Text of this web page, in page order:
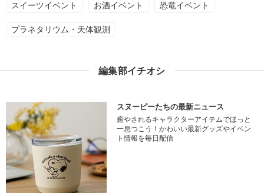
スイーツイベント お酒イベント 恐竜イベント
プラネタリウム・天体観測
編集部イチオシ
スヌーピーたちの最新ニュース
癒やされるキャラクターアイテムでほっと
一息つこう！かわいい最新グッズやイベン
ト情報を毎日配信